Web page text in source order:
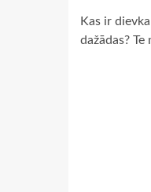
Kas ir
dažādas?